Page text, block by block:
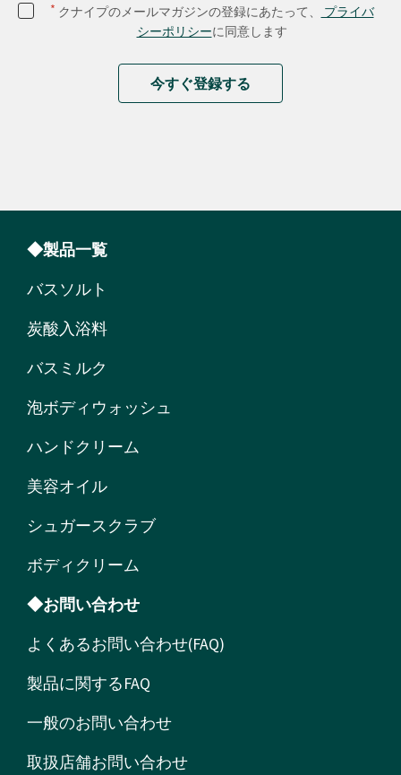
* クナイプのメールマガジンの登録にあたって、
プライバ
シーポリシーに同意します
今すぐ登録する
◆製品一覧
バスソルト
炭酸入浴料
バスミルク
泡ボディウォッシュ
ハンドクリーム
美容オイル
シュガースクラブ
ボディクリーム
◆お問い合わせ
よくあるお問い合わせ(FAQ)
製品に関するFAQ
一般のお問い合わせ
取扱店舗お問い合わせ